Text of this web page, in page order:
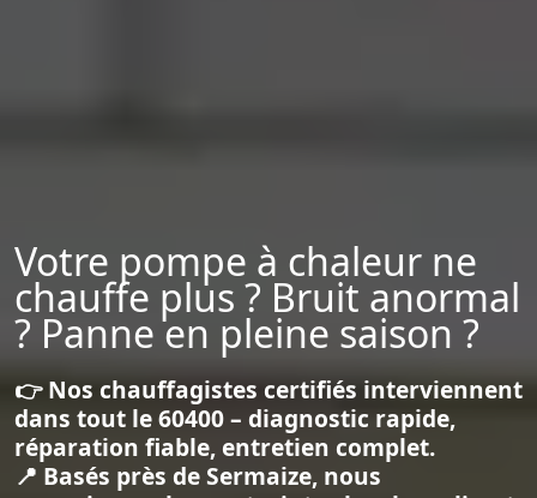
Votre pompe à chaleur ne
chauffe plus ? Bruit anormal
? Panne en pleine saison ?
👉 Nos chauffagistes certifiés interviennent
dans tout le 60400 – diagnostic rapide,
réparation fiable, entretien complet.
📍 Basés près de Sermaize, nous